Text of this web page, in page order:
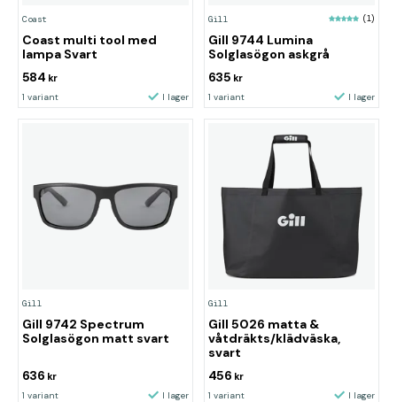
Coast
Coast multi tool med
lampa Svart
584 kr
1 variant I lager
Gill (1)
Gill 9744 Lumina
Solglasögon askgrå
635 kr
1 variant I lager
Gill
Gill 9742 Spectrum
Solglasögon matt svart
636 kr
1 variant I lager
Gill
Gill 5026 matta &
våtdräkts/klädväska,
svart
456 kr
1 variant I lager